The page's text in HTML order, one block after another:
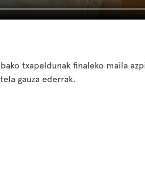
txapeldunak finaleko maila
gauza ederrak.